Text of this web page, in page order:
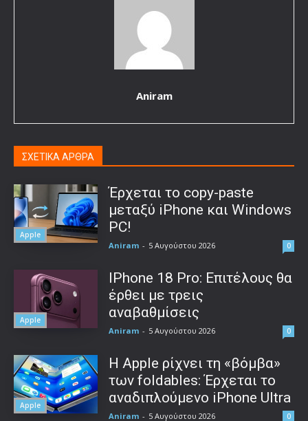
Aniram
ΣΧΕΤΙΚΑ ΑΡΘΡΑ
Apple
Έρχεται το copy-paste
μεταξύ iPhone και Windows
PC!
Aniram - 5 Αυγούστου 2026 0
Apple
IPhone 18 Pro: Επιτέλους θα
έρθει με τρεις
αναβαθμίσεις
Aniram - 5 Αυγούστου 2026 0
Apple
Η Apple ρίχνει τη «βόμβα»
των foldables: Έρχεται το
αναδιπλούμενο iPhone Ultra
Aniram - 5 Αυγούστου 2026 0